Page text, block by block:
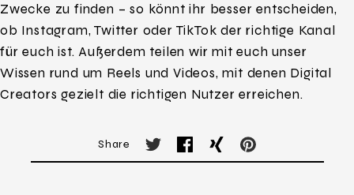
Zwecke zu finden – so könnt ihr besser entscheiden,
ob Instagram, Twitter oder TikTok der richtige Kanal
für euch ist. Außerdem teilen wir mit euch unser
Wissen rund um Reels und Videos, mit denen Digital
Creators gezielt die richtigen Nutzer erreichen.
Share